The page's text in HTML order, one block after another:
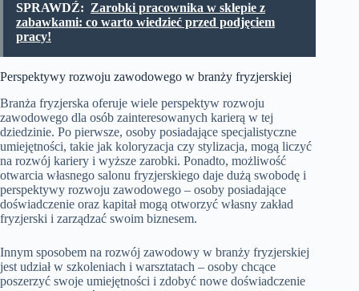
SPRAWDŹ: Zarobki pracownika w sklepie z
zabawkami: co warto wiedzieć przed podjęciem
pracy!
Perspektywy rozwoju zawodowego w branży fryzjerskiej
Branża fryzjerska oferuje wiele perspektyw rozwoju
zawodowego dla osób zainteresowanych karierą w tej
dziedzinie. Po pierwsze, osoby posiadające specjalistyczne
umiejętności, takie jak koloryzacja czy stylizacja, mogą liczyć
na rozwój kariery i wyższe zarobki. Ponadto, możliwość
otwarcia własnego salonu fryzjerskiego daje dużą swobodę i
perspektywy rozwoju zawodowego – osoby posiadające
doświadczenie oraz kapitał mogą otworzyć własny zakład
fryzjerski i zarządzać swoim biznesem.
Innym sposobem na rozwój zawodowy w branży fryzjerskiej
jest udział w szkoleniach i warsztatach – osoby chcące
poszerzyć swoje umiejętności i zdobyć nowe doświadczenie